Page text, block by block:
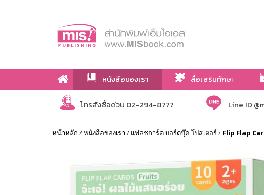
หนังสือของเรา สื่อเสริมทักษะ
เกี่ยวกับเรา
โทรสั่งซื้อด่วน 02-294-8777 Line ID
หน้าหลัก /หนังสือของเรา / แฟลชการ์ด บอร์ดบุ๊ค โปสเตอร์/ Flip Flap